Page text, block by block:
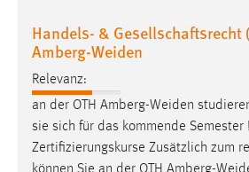
Handels- & Gesellschaftsrecht
Amberg-Weiden
Relevanz:
an der OTH Amberg-Weiden
sie sich für das kommende
Zertifizierungskurse Zusätzlich zum
können Sie an der OTH Amberg-